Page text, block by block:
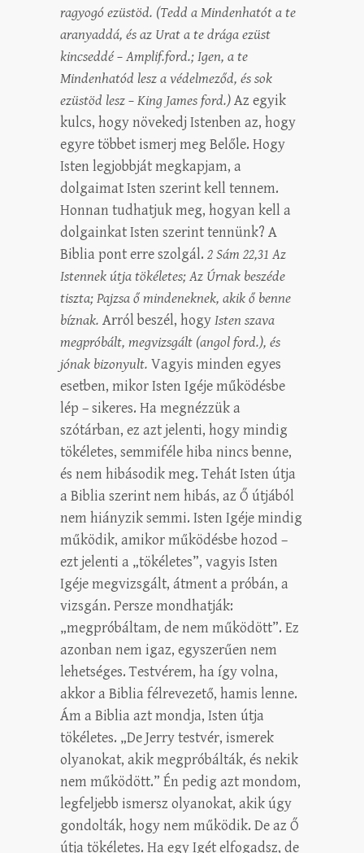
ragyogó ezüstöd. (Tedd a Mindenhatót a te
aranyaddá, és az Urat a te drága ezüst
kincseddé – Amplif.ford.; Igen, a te
Mindenhatód lesz a védelmeződ, és sok
ezüstöd lesz – King James ford.)Az egyik
kulcs, hogy növekedj Istenben az, hogy
egyre többet ismerj meg Belőle. Hogy
Isten legjobbját megkapjam, a
dolgaimat Isten szerint kell tennem.
Honnan tudhatjuk meg, hogyan kell a
dolgainkat Isten szerint tennünk? A
Biblia pont erre szolgál. 2 Sám 22,31 Az
Istennek útja tökéletes; Az Úrnak beszéde
tiszta; Pajzsa ő mindeneknek, akik ő benne
bíznak. Arról beszél, hogyIsten szava
megpróbált, megvizsgált (angol ford.), és
jónak bizonyult. Vagyis minden egyes
esetben, mikor Isten Igéje működésbe
lép – sikeres. Ha megnézzük a
szótárban, ez azt jelenti, hogy mindig
tökéletes, semmiféle hiba nincs benne,
és nem hibásodik meg. Tehát Isten útja
a Biblia szerint nem hibás, az Ő útjából
nem hiányzik semmi. Isten Igéje mindig
működik, amikor működésbe hozod –
ezt jelenti a „tökéletes”, vagyis Isten
Igéje megvizsgált, átment a próbán, a
vizsgán. Persze mondhatják:
„megpróbáltam, de nem működött”. Ez
azonban nem igaz, egyszerűen nem
lehetséges. Testvérem, ha így volna,
akkor a Biblia félrevezető, hamis lenne.
Ám a Biblia azt mondja, Isten útja
tökéletes. „De Jerry testvér, ismerek
olyanokat, akik megpróbálták, és nekik
nem működött.” Én pedig azt mondom,
legfeljebb ismersz olyanokat, akik úgy
gondolták, hogy nem működik. De az Ő
útja tökéletes. Ha egy Igét elfogadsz, de